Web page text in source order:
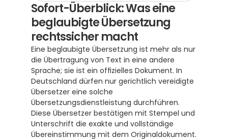
Sofort-Überblick: Was eine
beglaubigte Übersetzung
rechtssicher macht
Eine beglaubigte Übersetzung ist mehr als nur
die Übertragung von Text in eine andere
Sprache; sie ist ein offizielles Dokument. In
Deutschland dürfen nur gerichtlich vereidigte
Übersetzer eine solche
Übersetzungsdienstleistung durchführen.
Diese Übersetzer bestätigen mit Stempel und
Unterschrift die exakte und vollständige
Übereinstimmung mit dem Originaldokument.